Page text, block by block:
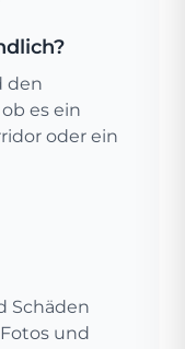
den
es ein
oder ein
Schäden
und